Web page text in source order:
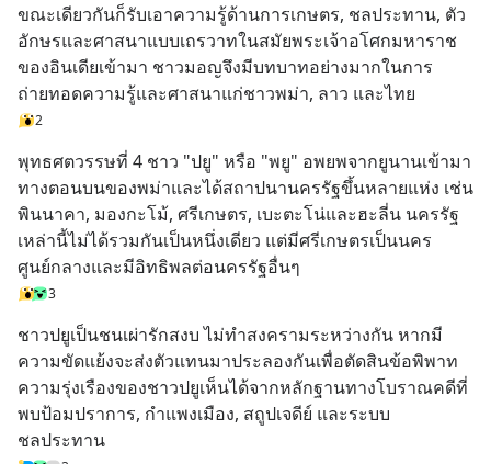
ขณะเดียวกันก็รับเอาความรู้ด้านการเกษตร, ชลประทาน, ตัว
อักษรและศาสนาแบบเถรวาทในสมัยพระเจ้าอโศกมหาราช
ของอินเดียเข้ามา ชาวมอญจึงมีบทบาทอย่างมากในการ
ถ่ายทอดความรู้และศาสนาแก่ชาวพม่า, ลาว และไทย
2
พุทธศตวรรษที่ 4 ชาว "ปยู" หรือ "พยู" อพยพจากยูนานเข้ามา
ทางตอนบนของพม่าและได้สถาปนานครรัฐขึ้นหลายแห่ง เช่น
พินนาคา, มองกะโม้, ศรีเกษตร, เบะตะโน่และฮะลี่น นครรัฐ
เหล่านี้ไม่ได้รวมกันเป็นหนึ่งเดียว แต่มีศรีเกษตรเป็นนคร
ศูนย์กลางและมีอิทธิพลต่อนครรัฐอื่นๆ
3
ชาวปยูเป็นชนเผ่ารักสงบ ไม่ทำสงครามระหว่างกัน หากมี
ความขัดแย้งจะส่งตัวแทนมาประลองกันเพื่อตัดสินข้อพิพาท
ความรุ่งเรืองของชาวปยูเห็นได้จากหลักฐานทางโบราณคดีที่
พบป้อมปราการ, กำแพงเมือง, สถูปเจดีย์ และระบบ
ชลประทาน